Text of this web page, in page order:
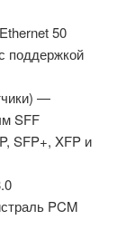
50
поддержкой
—
SFF
SFP+, XFP и
PCM